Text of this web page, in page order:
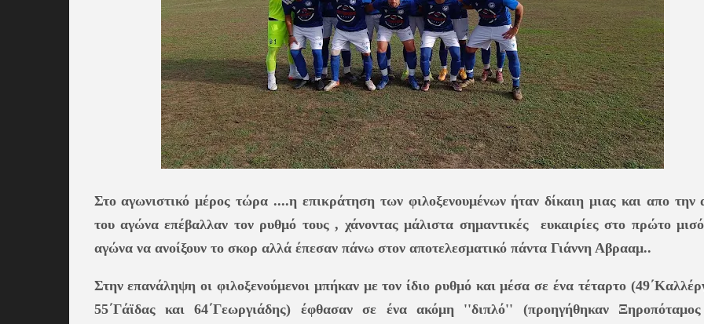
Στο αγωνιστικό μέρος τώρα ....η επικράτηση των φιλοξενουμένων ήταν δίκαιη μιας και απο την
του αγώνα επέβαλλαν τον ρυθμό τους , χάνοντας μάλιστα σημαντικές ευκαιρίες στο πρώτο
αγώνα να ανοίξουν το σκορ αλλά έπεσαν πάνω στον αποτελεσματικό πάντα Γιάννη Αβρααμ..
Στην επανάληψη οι φιλοξενούμενοι μπήκαν με τον ίδιο ρυθμό και μέσα σε ένα τέταρτο
55΄Γάϊδας και 64΄Γεωργιάδης) έφθασαν σε ένα ακόμη ''διπλό'' (προηγήθηκαν